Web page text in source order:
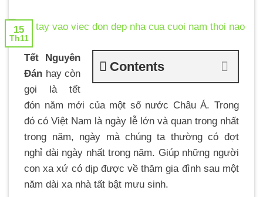
15
Th11
Contents
Tết Nguyên
Đán hay còn
gọi là tết
đón năm mới của một số nước Châu Á. Trong
đó có Việt Nam là ngày lễ lớn và quan trong nhất
trong năm, ngày mà chúng ta thường có đợt
nghỉ dài ngày nhất trong năm. Giúp những người
con xa xứ có dịp được về thăm gia đình sau một
năm dài xa nhà tất bật mưu sinh.